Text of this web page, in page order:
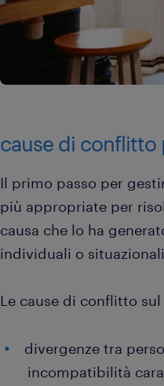
cause di conflitto
Il primo passo per
più appropriate per
causa che lo ha
individuali o
Le cause di conflitto
divergenze tra
incompatibilità